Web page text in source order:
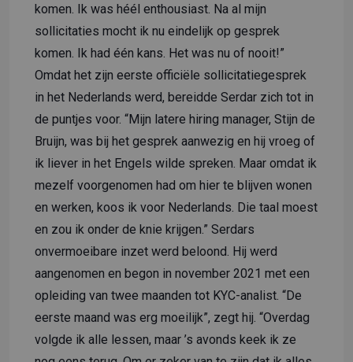
komen. Ik was héél enthousiast. Na al mijn
sollicitaties mocht ik nu eindelijk op gesprek
komen. Ik had één kans. Het was nu of nooit!”
Omdat het zijn eerste officiële sollicitatiegesprek
in het Nederlands werd, bereidde Serdar zich tot in
de puntjes voor. “Mijn latere hiring manager, Stijn de
Bruijn, was bij het gesprek aanwezig en hij vroeg of
ik liever in het Engels wilde spreken. Maar omdat ik
mezelf voorgenomen had om hier te blijven wonen
en werken, koos ik voor Nederlands. Die taal moest
en zou ik onder de knie krijgen.” Serdars
onvermoeibare inzet werd beloond. Hij werd
aangenomen en begon in november 2021 met een
opleiding van twee maanden tot KYC-analist. “De
eerste maand was erg moeilijk”, zegt hij. “Overdag
volgde ik alle lessen, maar ’s avonds keek ik ze